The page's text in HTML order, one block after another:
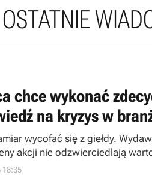
chce wykonać
na kryzys w
wycofać się z giełdy.
akcji nie odzwierciedlają
18:35